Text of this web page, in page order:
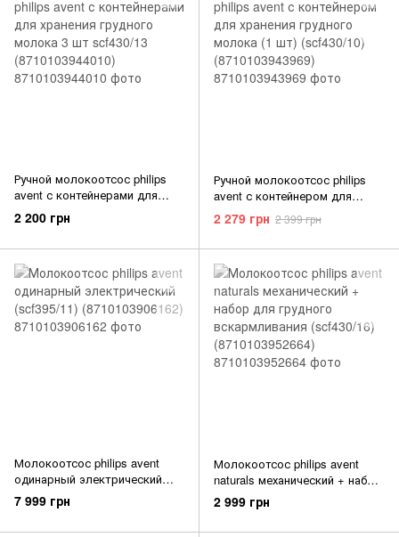
Ручной молокоотсос philips
avent с контейнерами для
хранения грудного молока 3
шт scf430/13 (8710103944010)
2 200 грн
Ручной молокоотсос philips
avent с контейнером для
хранения грудного молока (1
шт) (scf430/10)
2 279 грн 2 399 грн
Молокоотсос philips avent
одинарный электрический
(scf395/11) (8710103906162)
7 999 грн
Молокоотсос philips avent
naturals механический + набор
для грудного вскармливания
(scf430/16) (8710103952664)
2 999 грн